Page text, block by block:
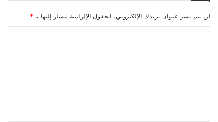
لن يتم نشر عنوان بريدك الإلكتروني. الحقول الإلزامية مشار إليها بـ*